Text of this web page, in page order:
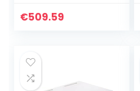
olielekkage
€509.59